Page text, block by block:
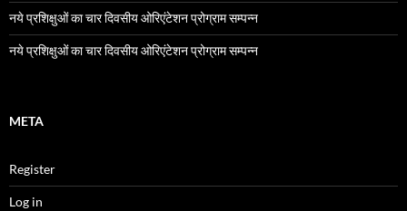
नये प्रशिक्षुओं का चार दिवसीय ओरिएंटेशन प्रोग्राम सम्पन्न
नये प्रशिक्षुओं का चार दिवसीय ओरिएंटेशन प्रोग्राम सम्पन्न
META
Register
Log in